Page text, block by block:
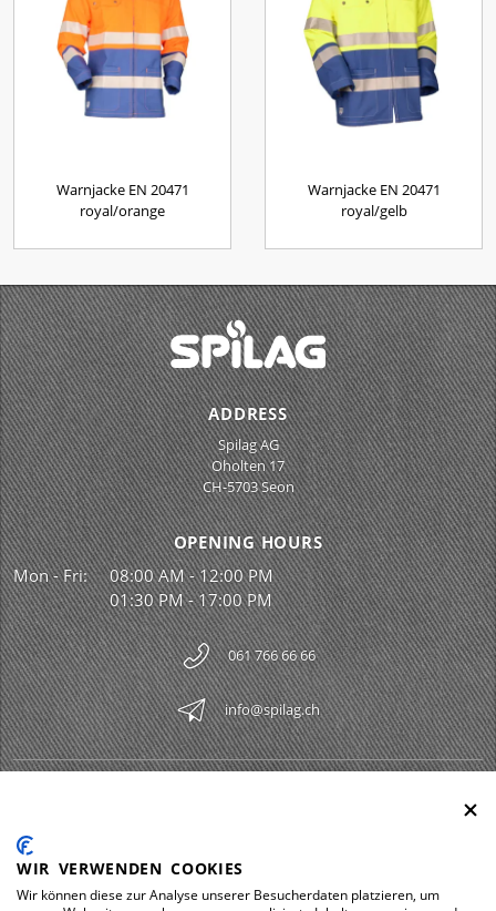
Warnjacke EN 20471
royal/orange
Warnjacke EN 20471
royal/gelb
ADDRESS
Spilag AG
Oholten 17
CH-5703 Seon
OPENING HOURS
Mon - Fri:
08:00 AM - 12:00 PM
01:30 PM - 17:00 PM
061 766 66 66
info@spilag.ch
LEGAL
DOWNLOADS
WIR VERWENDEN COOKIES
Wir können diese zur Analyse unserer Besucherdaten platzieren, um